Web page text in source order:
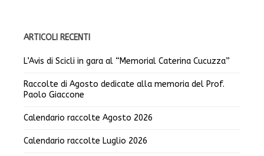
ARTICOLI RECENTI
L’Avis di Scicli in gara al “Memorial Caterina Cucuzza”
Raccolte di Agosto dedicate alla memoria del Prof.
Paolo Giaccone
Calendario raccolte Agosto 2026
Calendario raccolte Luglio 2026